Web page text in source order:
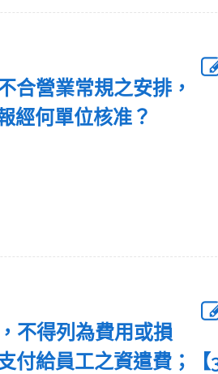
合營業常規之安排，
經何單位核准？
不得列為費用或損
付給員工之資遣費；【